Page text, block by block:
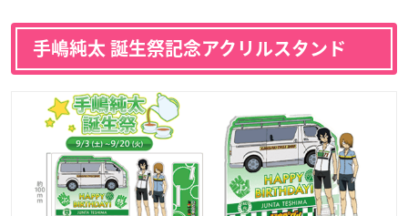
手嶋純太 誕生祭記念アクリルスタンド